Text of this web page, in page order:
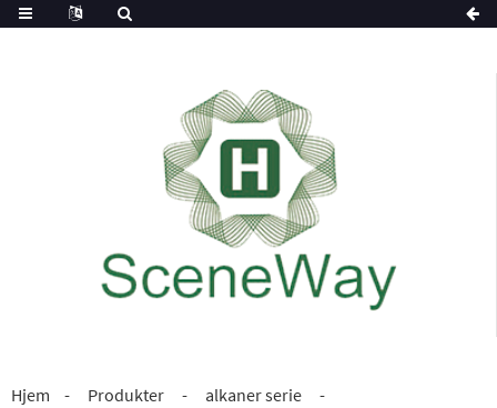
Hjem Produkter alkaner serie